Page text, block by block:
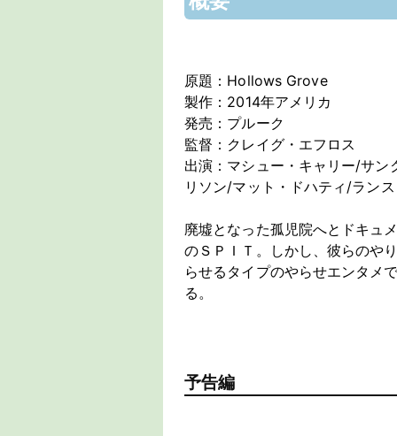
原題：Hollows Grove
製作：2014年アメリカ
発売：プルーク
監督：クレイグ・エフロス
出演：マシュー・キャリー/サ
リソン/マット・ドハティ/ラン
廃墟となった孤児院へとドキュ
のＳＰＩＴ。しかし、彼らのや
らせるタイプのやらせエンタメ
る。
予告編